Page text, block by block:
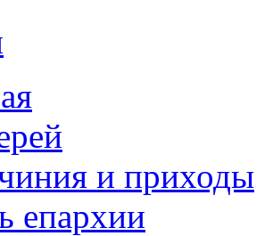
и приходы
епархии